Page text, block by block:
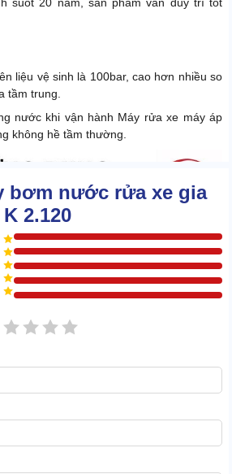
liệu vệ sinh là 100bar, cao hơn nhiều so
tầm trung.
nước khi vận hành Máy rửa xe máy áp
không hề tầm thường.
bơm nước rửa xe gia
2.120
5 sao
4 sao
3 sao
2 sao